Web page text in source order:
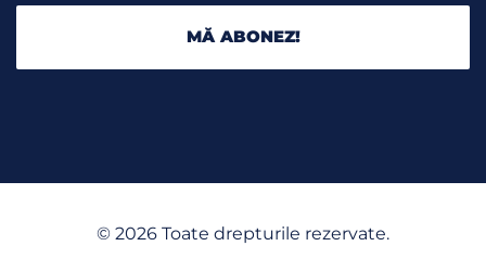
MĂ ABONEZ!
© 2026 Toate drepturile rezervate.